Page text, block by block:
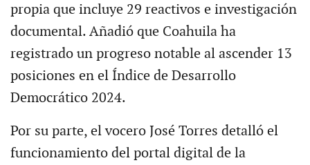
propia que incluye 29 reactivos e investigación
documental. Añadió que Coahuila ha
registrado un progreso notable al ascender 13
posiciones en el Índice de Desarrollo
Democrático 2024.
Por su parte, el vocero José Torres detalló el
funcionamiento del portal digital de la